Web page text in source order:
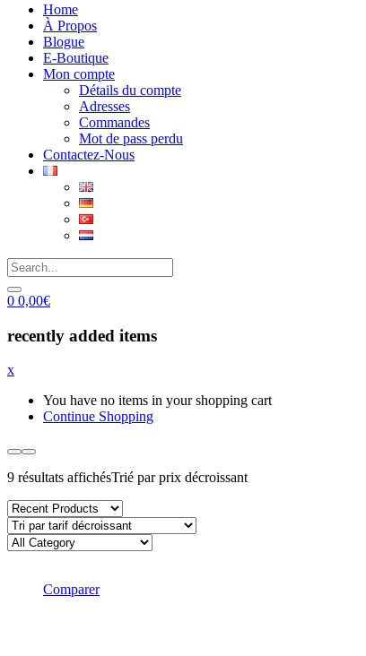
Home
À Propos
Blogue
E-Boutique
Mon compte
Détails du compte
Adresses
Commandes
Mot de pass perdu
Contactez-Nous
0 0,00€
recently added items
x
You have no items in your shopping cart
Continue Shopping
9 résultats affichésTrié par prix décroissant
Comparer